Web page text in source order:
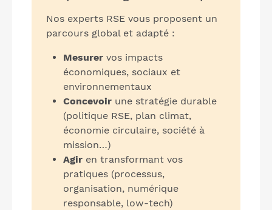
Nos experts RSE vous proposent un
parcours global et adapté :
Mesurer vos impacts
économiques, sociaux et
environnementaux
Concevoir une stratégie durable
(politique RSE, plan climat,
économie circulaire, société à
mission…)
Agir en transformant vos
pratiques (processus,
organisation, numérique
responsable, low-tech)